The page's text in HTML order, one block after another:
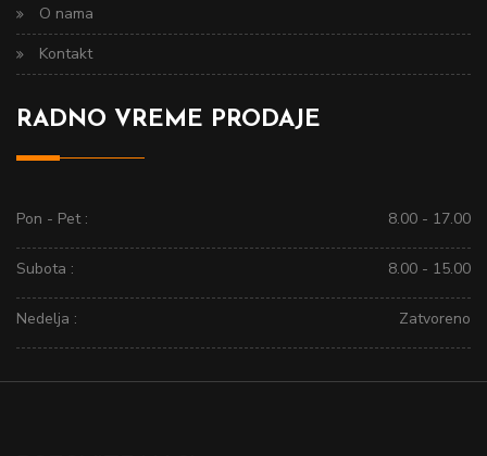
O nama
Kontakt
RADNO VREME PRODAJE
Pon - Pet : 8.00 - 17.00
Subota : 8.00 - 15.00
Nedelja : Zatvoreno